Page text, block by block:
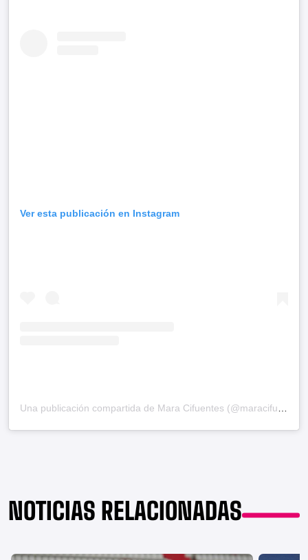
Ver esta publicación en Instagram
NOTICIAS RELACIONADAS